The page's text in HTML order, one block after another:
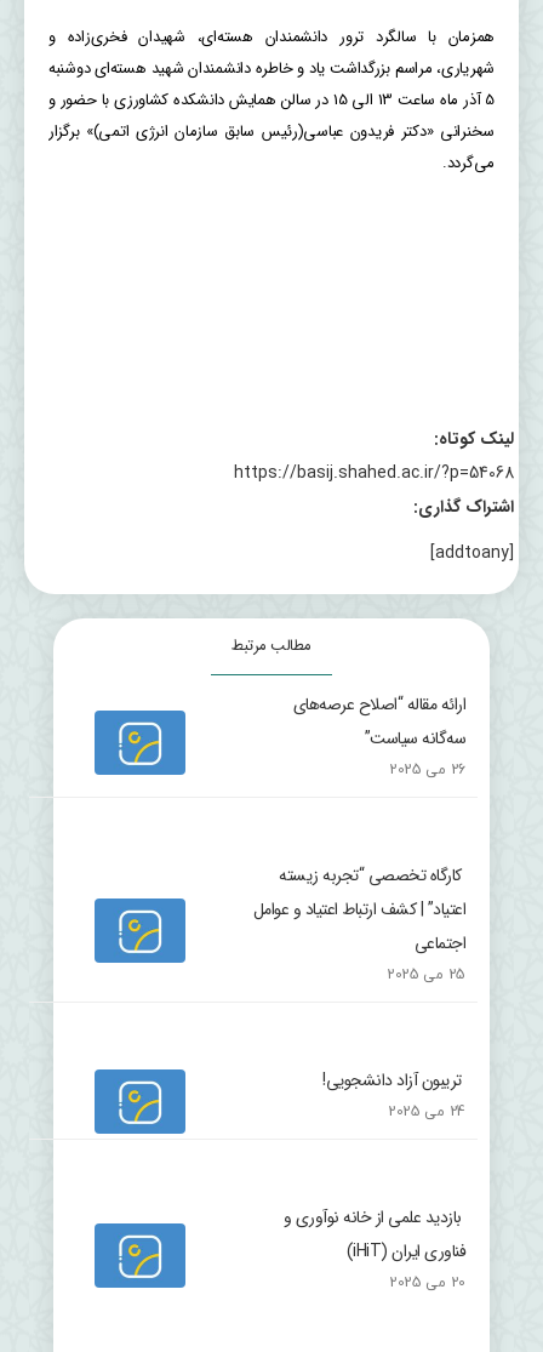
همزمان با سالگرد ترور دانشمندان هسته‌ای، شهیدان فخری‌زاده و
شهریاری، مراسم بزرگداشت یاد و خاطره دانشمندان شهید هسته‌ای دوشنبه
5 آذر ماه ساعت 13 الی 15 در سالن همایش دانشکده کشاورزی با حضور و
سخنرانی «دکتر فریدون عباسی(رئیس سابق سازمان انرژی اتمی)» برگزار
می‌گردد.
لینک کوتاه:
https://basij.shahed.ac.ir/?p=54068
اشتراک گذاری:
[addtoany]
مطالب مرتبط
ارائه مقاله “اصلاح عرصه‌های
سه‌گانه سیاست”
26 می 2025
کارگاه تخصصی “تجربه زیسته
اعتیاد” | کشف ارتباط اعتیاد و عوامل
اجتماعی
25 می 2025
تریبون آزاد دانشجویی!
24 می 2025
بازدید علمی از خانه نوآوری و
فناوری ایران (iHiT)
20 می 2025